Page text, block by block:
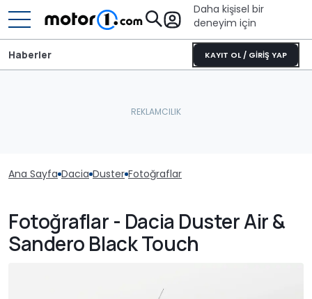
Daha kişisel bir
deneyim için
KAYIT OL / GİRİŞ YAP
Haberler
Ana Sayfa Dacia Duster Fotoğraflar
Fotoğraflar - Dacia Duster Air &
Sandero Black Touch